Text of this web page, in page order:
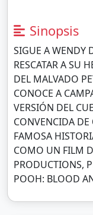
Sinopsis
SIGUE A WENDY
RESCATAR A SU
DEL MALVADO
CONOCE A
VERSIÓN DEL
CONVENCIDA DE
FAMOSA
COMO UN FILM
PRODUCTIONS,
POOH: BLOOD